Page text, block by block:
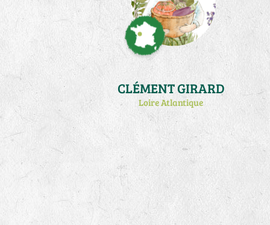
CLÉMENT GIRARD
Loire Atlantique